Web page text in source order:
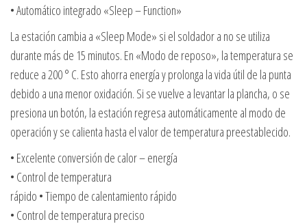
• Automático integrado «Sleep – Function»
La estación cambia a «Sleep Mode» si el soldador a no se utiliza
durante más de 15 minutos. En «Modo de reposo», la temperatura se
reduce a 200 ° C. Esto ahorra energía y prolonga la vida útil de la punta
debido a una menor oxidación. Si se vuelve a levantar la plancha, o se
presiona un botón, la estación regresa automáticamente al modo de
operación y se calienta hasta el valor de temperatura preestablecido.
• Excelente conversión de calor – energía
• Control de temperatura
rápido • Tiempo de calentamiento rápido
• Control de temperatura preciso